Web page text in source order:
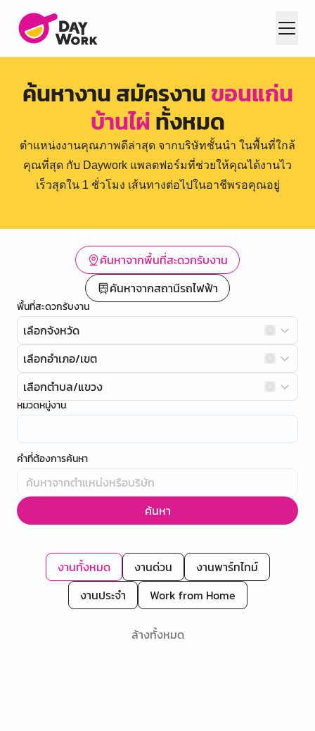
ค้นหางาน สมัครงานขอนแก่น
บ้านไผ่ทั้งหมด
ตำแหน่งงานคุณภาพดีล่าสุด จากบริษัทชั้นนำ ในพื้นที่ใกล้
คุณที่สุด กับ Daywork แพลตฟอร์มที่ช่วยให้คุณได้งานไว
เร็วสุดใน 1 ชั่วโมง เส้นทางต่อไปในอาชีพรอคุณอยู่
ค้นหาจากพื้นที่สะดวกรับงาน
ค้นหาจากสถานีรถไฟฟ้า
พื้นที่สะดวกรับงาน
เลือกจังหวัด
เลือกอำเภอ/เขต
เลือกตำบล/แขวง
หมวดหมู่งาน
คำที่ต้องการค้นหา
ค้นหา
งานทั้งหมด งานด่วน
งานพาร์ทไทม์
งานประจำ
Work from Home
ล้างทั้งหมด